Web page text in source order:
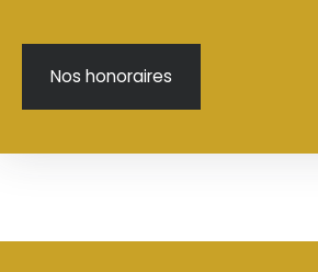
Nos honoraires